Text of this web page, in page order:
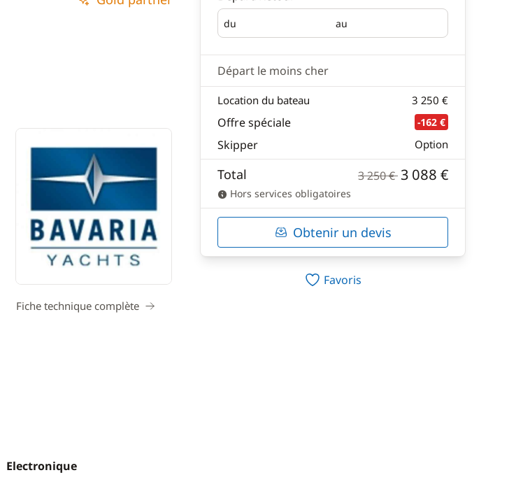
Fiche technique complète
Electronique
du
Départ au
Retour
Départ le moins cher
Location du bateau 3 250 €
Offre spéciale -162 €
Skipper Option
Total 3 250 € 3 088 €
Hors services obligatoires
Obtenir un devis
Favoris